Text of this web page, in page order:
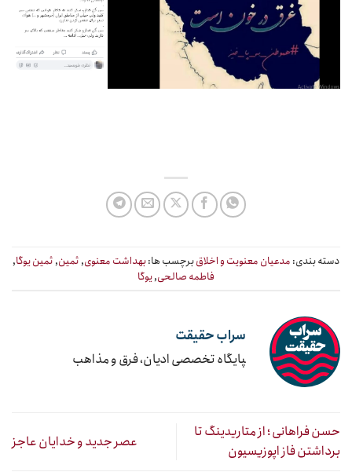
دسته بندی: مدعیان معنویت و اخلاقبرچسب ها:بهداشت معنوی, ثمین, ثمین یوگا,
فاطمه صالحی,یوگا
سراب حقیقت
‍پایگاه تخصصی ادیان، فرق و مذاهب
حسن فراهانی ؛ از متاریدینگ تا
برداشتن فاز اپوزیسیون
عصر جدید و خدایان عاجز